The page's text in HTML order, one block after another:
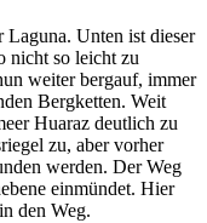
Laguna. Unten ist dieser
nicht so leicht zu
weiter bergauf, immer
Bergketten. Weit
Huaraz deutlich zu
zu, aber vorher
werden. Der Weg
einmündet. Hier
den Weg.